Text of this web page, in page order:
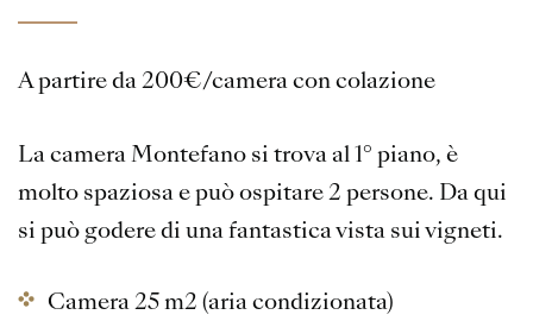
A partire da 200€/camera con colazione
La camera Montefano si trova al 1° piano, è
molto spaziosa e può ospitare 2 persone. Da qui
si può godere di una fantastica vista sui vigneti.
Camera 25 m2 (aria condizionata)